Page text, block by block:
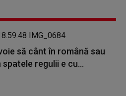
să cânt în română sau
regulii e cu...